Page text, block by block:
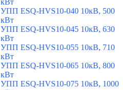
кВт
УПП ESQ-HVS10-040 10кВ, 500
кВт
УПП ESQ-HVS10-045 10кВ, 630
кВт
УПП ESQ-HVS10-055 10кВ, 710
кВт
УПП ESQ-HVS10-065 10кВ, 800
кВт
УПП ESQ-HVS10-075 10кВ, 1000